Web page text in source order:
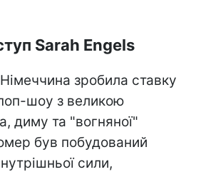
Sarah Engels
зробила ставку
шоу з великою
диму та "вогняної"
був побудований
сили,